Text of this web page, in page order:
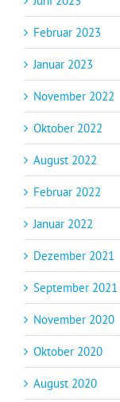
Februar 2023
Januar 2023
November 2022
Oktober 2022
August 2022
Februar 2022
Januar 2022
Dezember 2021
September 2021
November 2020
Oktober 2020
August 2020